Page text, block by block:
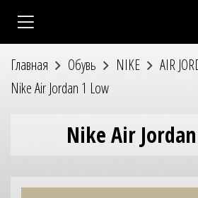
Главная Обувь NIKE
AIR
Nike Air Jordan 1 Low
Nike Air